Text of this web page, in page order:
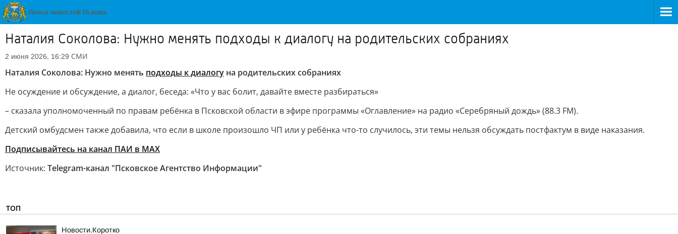
Наталия Соколова: Нужно менять подходы к диалогу на родительских собраниях
2 июня 2026, 16:29 СМИ
Наталия Соколова: Нужно менять подходы к диалогу на родительских собраниях
Не осуждение и обсуждение, а диалог, беседа: «Что у вас болит, давайте вместе разбираться»
– сказала уполномоченный по правам ребёнка в Псковской области в эфире программы «Оглавление» на радио «Серебряный дождь» (88.3 FM).
Детский омбудсмен также добавила, что если в школе произошло ЧП или у ребёнка что-то случилось, эти темы нельзя обсуждать постфактум в виде наказания.
Подписывайтесь на канал ПАИ в MAX
Источник: Telegram-канал "Псковское Агентство Информации"
ТОП
Новости.Коротко